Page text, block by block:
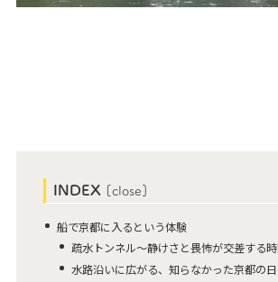
INDEX [ close ]
船で京都に入るという体験
疏水トンネル～静けさと畏怖が交差する
水路沿いに広がる、知らなかった京都の